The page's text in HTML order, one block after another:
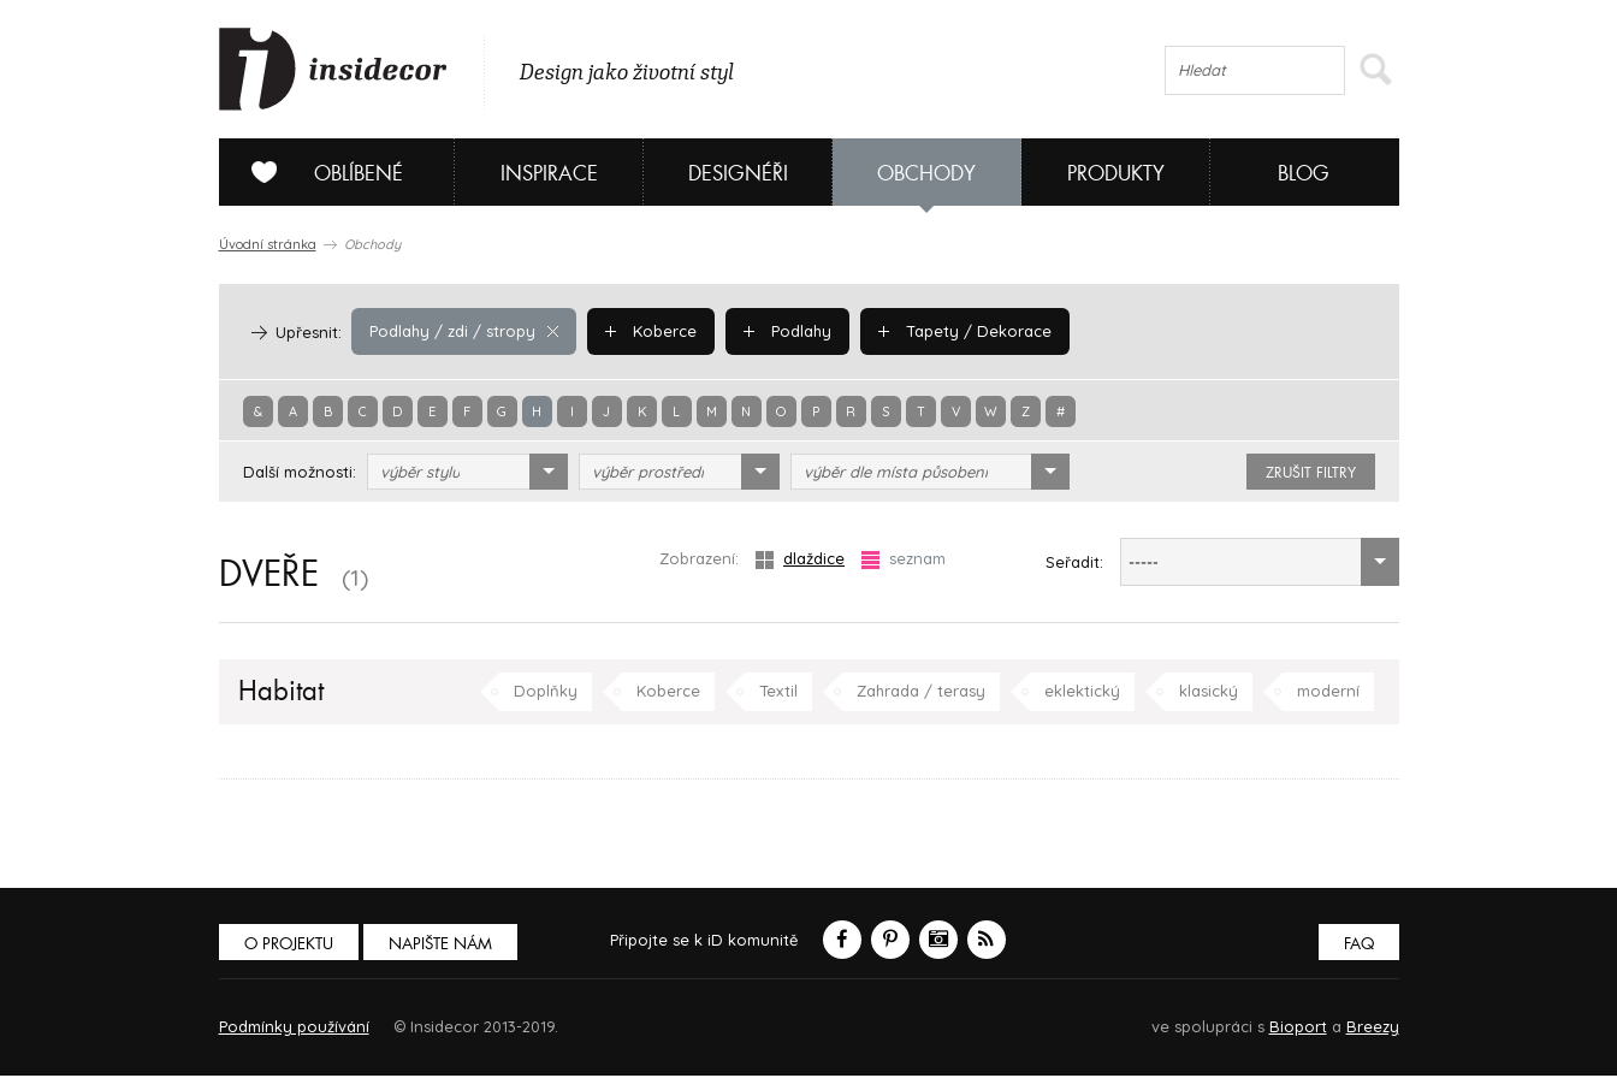
Design jako životní styl
OBLÍBENÉ INSPIRACE DESIGNÉŘI OBCHODY PRODUKTY BLOG
Úvodní stránka Obchody
Podlahy / zdi / stropy
Upřesnit: Koberce Podlahy Tapety / Dekorace
& A B C D E F G H I J K L M N O P R S T V W Z #
Další možnosti: výběr stylu výběr prostředí výběr dle místa působení ZRUŠIT FILTRY
DVEŘE (1)
Zobrazení: dlaždice seznam Seřadit: -----
Habitat Doplňky Koberce Textil Zahrada / terasy eklektický klasický moderní
O PROJEKTU NAPIŠTE NÁM Připojte se k iD komunitě FAQ
Podmínky používání © Insidecor 2013-2019. ve spolupráci s Bioporta Breezy